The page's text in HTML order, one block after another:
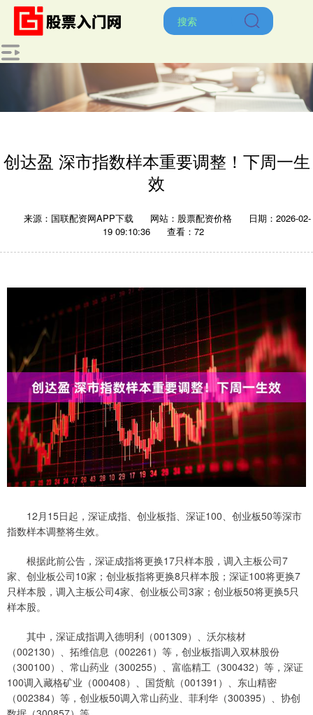
创达盈 深市指数样本重要调整！下周一生
效
来源：国联配资网APP下载 网站：股票配资价格
日期：2026-02-
19 09:10:36
查看：72
12月15日起，深证成指、创业板指、深证100、创业板50等深市
指数样本调整将生效。
根据此前公告，深证成指将更换17只样本股，调入主板公司7
家、创业板公司10家；创业板指将更换8只样本股；深证100将更换7
只样本股，调入主板公司4家、创业板公司3家；创业板50将更换5只
样本股。
其中，深证成指调入德明利（001309）、沃尔核材
（002130）、拓维信息（002261）等，创业板指调入双林股份
（300100）、常山药业（300255）、富临精工（300432）等，深证
100调入藏格矿业（000408）、国货航（001391）、东山精密
（002384）等，创业板50调入常山药业、菲利华（300395）、协创